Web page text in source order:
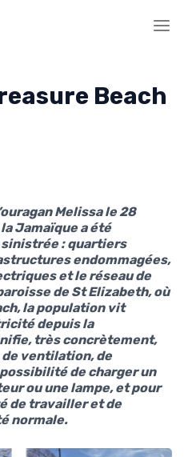
Beach
Melissa le 28
Jamaïque a été
: quartiers
endommagées,
et le réseau de
de St Elizabeth, où
la population vit
depuis la
très concrètement,
de ventilation, de
de charger un
ou une lampe, et pour
de travailler et de
normale.